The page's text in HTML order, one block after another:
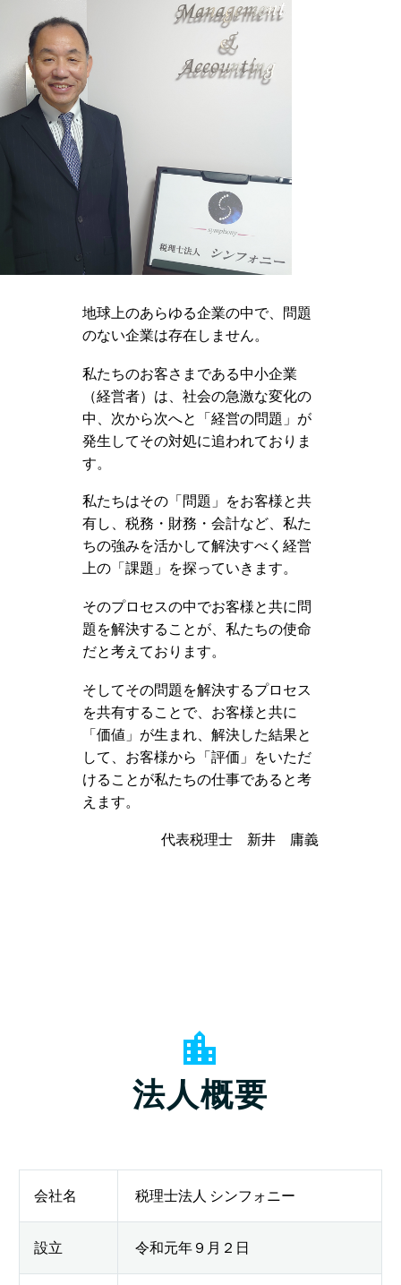
地球上のあらゆる企業の中で、問題
のない企業は存在しません。
私たちのお客さまである中小企業
（経営者）は、社会の急激な変化の
中、次から次へと「経営の問題」が
発生してその対処に追われておりま
す。
私たちはその「問題」をお客様と共
有し、税務・財務・会計など、私た
ちの強みを活かして解決すべく経営
上の「課題」を探っていきます。
そのプロセスの中でお客様と共に問
題を解決することが、私たちの使命
だと考えております。
そしてその問題を解決するプロセス
を共有することで、お客様と共に
「価値」が生まれ、解決した結果と
して、お客様から「評価」をいただ
けることが私たちの仕事であると考
えます。
代表税理士 新井 庸義


法人概要
会社名 税理士法人 シンフォニー
設立 令和元年９月２日